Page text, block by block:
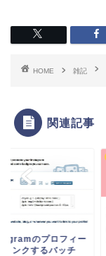
HOME 雑記
関連記事
のプロフィー
リンクするバッチ